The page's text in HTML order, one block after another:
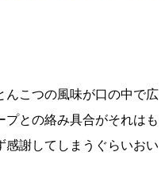
んこつの風味が口の中で広
プとの絡み具合がそれはも
感謝してしまうぐらいおい